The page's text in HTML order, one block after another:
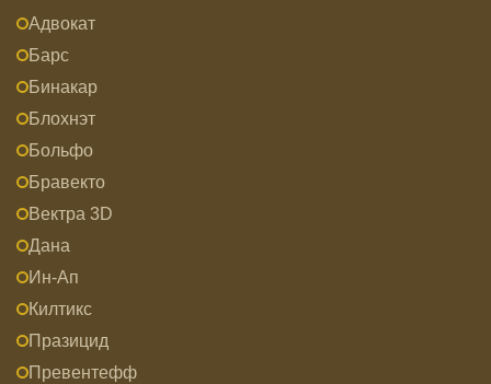
Адвокат
Барс
Бинакар
Блохнэт
Больфо
Бравекто
Вектра 3D
Дана
Ин-Ап
Килтикс
Празицид
Превентефф